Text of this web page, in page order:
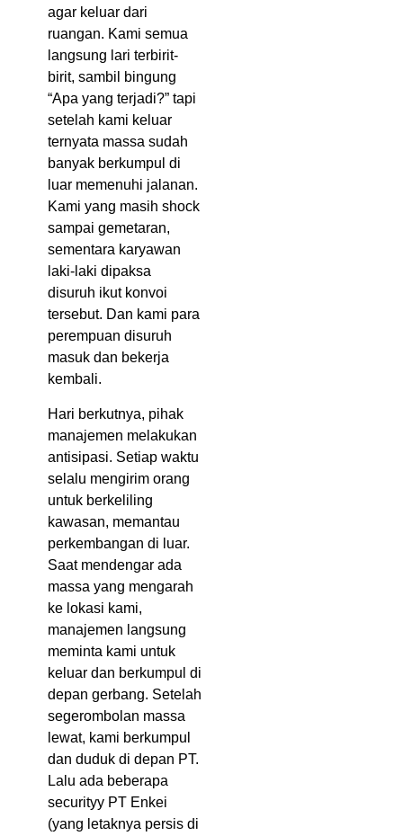
agar keluar dari
ruangan. Kami semua
langsung lari terbirit-
birit, sambil bingung
“Apa yang terjadi?” tapi
setelah kami keluar
ternyata massa sudah
banyak berkumpul di
luar memenuhi jalanan.
Kami yang masih shock
sampai gemetaran,
sementara karyawan
laki-laki dipaksa
disuruh ikut konvoi
tersebut. Dan kami para
perempuan disuruh
masuk dan bekerja
kembali.
Hari berkutnya, pihak
manajemen melakukan
antisipasi. Setiap waktu
selalu mengirim orang
untuk berkeliling
kawasan, memantau
perkembangan di luar.
Saat mendengar ada
massa yang mengarah
ke lokasi kami,
manajemen langsung
meminta kami untuk
keluar dan berkumpul di
depan gerbang. Setelah
segerombolan massa
lewat, kami berkumpul
dan duduk di depan PT.
Lalu ada beberapa
securityy PT Enkei
(yang letaknya persis di